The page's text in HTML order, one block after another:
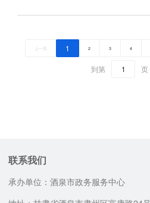
上一页 1 2 3 4
到第 页
联系我们
承办单位：酒泉市政务服务中心